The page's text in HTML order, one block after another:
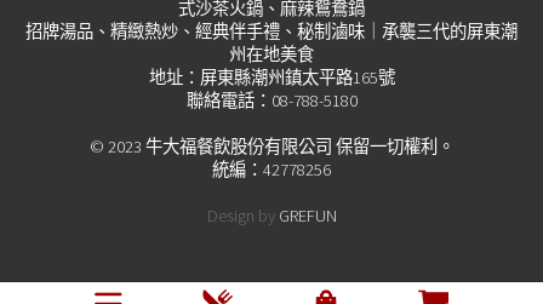
式沙茶火鍋、麻辣鴛鴦鍋
招牌湯品、精緻熱炒、經典伴手禮、秘制滷味｜承襲三代的屏東潮
州在地美食
地址：屏東縣潮州鎮太平路165號
聯絡電話：08-788-5180
© 2023 牛大福餐飲股份有限公司 保留一切權利。
統編：42778256
Design by GREFUN